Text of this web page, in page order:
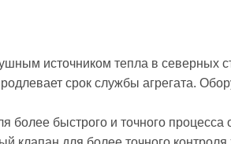
источником тепла в северных
срок службы агрегата.
более быстрого и точного процесса